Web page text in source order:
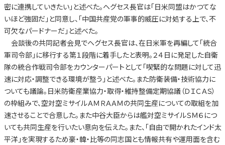
密に連携していきたい」と述べた。ヘグセス長官は「日米同盟はかつてな
いほど強固だ」と同意し、「中国共産党の軍事的威圧に対処する上で、不
可欠なパードナーだ」と述べた。
会談後の共同記者会見でヘグセス長官は、在日米軍を再編して「統合
軍司令部」に移行する第１段階に着手したと表明。２４日に発足した自衛
隊の統合作戦司令部をカウンターパートとして「喫緊的な問題に対して迅
速に対応・調整できる環境が整う」と述べた。また防衛装備・技術協力に
ついても議論。日米防衛産業協力・取得・維持整備定期協議（ＤＩＣＡＳ）
の枠組みで、空対空ミサイルＡＭＲＡＡＭの共同生産についての取組を加
速させることで合意した。また中谷大臣からは艦対空ミサイルＳＭ６につ
いても共同生産を行いたい意向を伝えた。また、「自由で開かれたインド太
平洋」を実現するため豪・韓・比等の同志国とも情報共有や運用面を含む